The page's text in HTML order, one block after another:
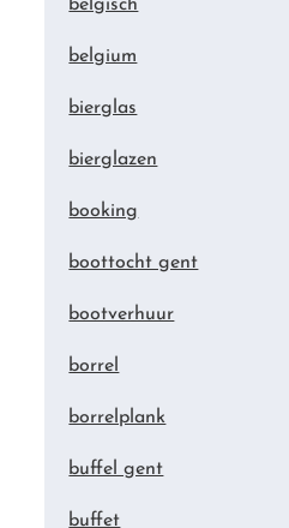
belgisch
belgium
bierglas
bierglazen
booking
boottocht gent
bootverhuur
borrel
borrelplank
buffel gent
buffet